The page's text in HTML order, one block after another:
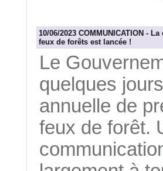
10/06/2023 COMMUNICATION -
feux de forêts est lancée !
Le
quelques
annuelle de
feux de forêt.